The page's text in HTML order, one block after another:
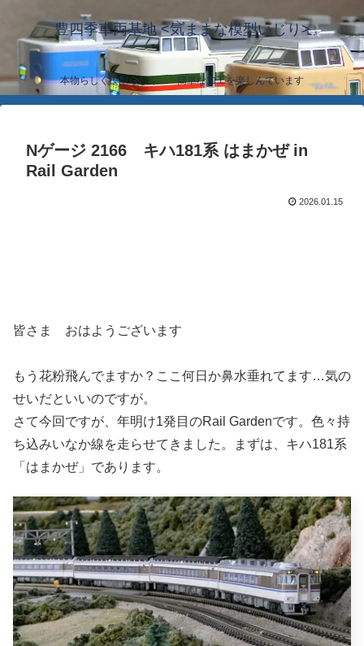
豊四季車両基地 <気ままな模型いじり>
本物らしく模型らしく… 簡単な加工を楽しんでいます
Nゲージ 2166 キハ181系 はまかぜ in
Rail Garden
2026.01.15
皆さま おはようございます
もう花粉飛んでますか？ここ何日か鼻水垂れてます…気の
せいだといいのですが。
さて今回ですが、年明け1発目のRail Gardenです。色々持
ち込みいなか線を走らせてきました。まずは、キハ181系
「はまかぜ」であります。